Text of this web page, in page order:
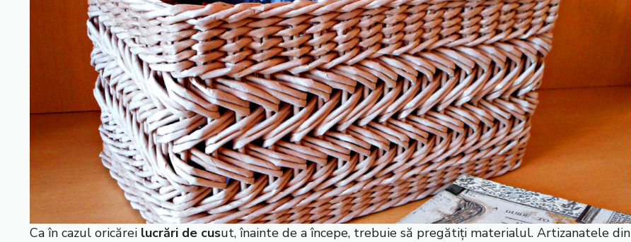
Ca în cazul oricărei lucrări de cusut, înainte de a începe, trebuie să pregătiți materialul. Artizanatele din